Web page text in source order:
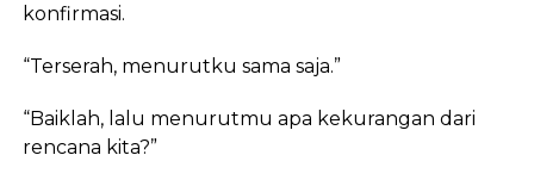
konfirmasi.
“Terserah, menurutku sama saja.”
“Baiklah, lalu menurutmu apa kekurangan dari
rencana kita?”